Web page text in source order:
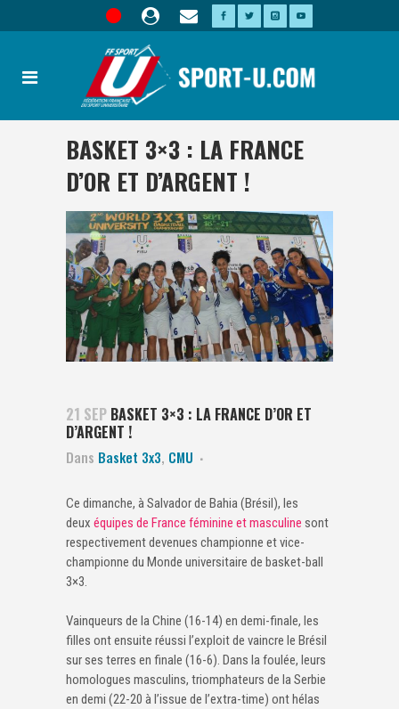
BASKET 3×3 : LA FRANCE
D’OR ET D’ARGENT !
21 SEP BASKET 3×3 : LA FRANCE D’OR ET
D’ARGENT !
Dans Basket 3x3, CMU
Ce dimanche, à Salvador de Bahia (Brésil), les
deux équipes de France féminine et masculine sont
respectivement devenues championne et vice-
championne du Monde universitaire de basket-ball
3×3.
Vainqueurs de la Chine (16-14) en demi-finale, les
filles ont ensuite réussi l’exploit de vaincre le Brésil
sur ses terres en finale (16-6). Dans la foulée, leurs
homologues masculins, triomphateurs de la Serbie
en demi (22-20 à l’issue de l’extra-time) ont hélas